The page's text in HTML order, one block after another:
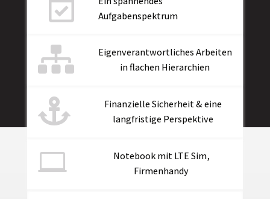

Aufgabenspektrum

Eigenverantwortliches Arbeiten
in flachen Hierarchien

Finanzielle Sicherheit & eine
langfristige Perspektive

Notebook mit LTE Sim,
Firmenhandy